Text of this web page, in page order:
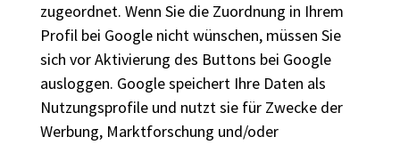
zugeordnet. Wenn Sie die Zuordnung in Ihrem
Profil bei Google nicht wünschen, müssen Sie
sich vor Aktivierung des Buttons bei Google
ausloggen. Google speichert Ihre Daten als
Nutzungsprofile und nutzt sie für Zwecke der
Werbung, Marktforschung und/oder